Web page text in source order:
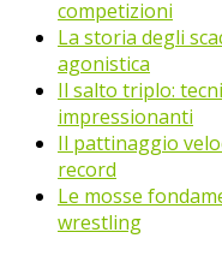
competizioni
La storia degli
agonistica
Il salto triplo:
impressionanti
Il pattinaggio
record
Le mosse
wrestling